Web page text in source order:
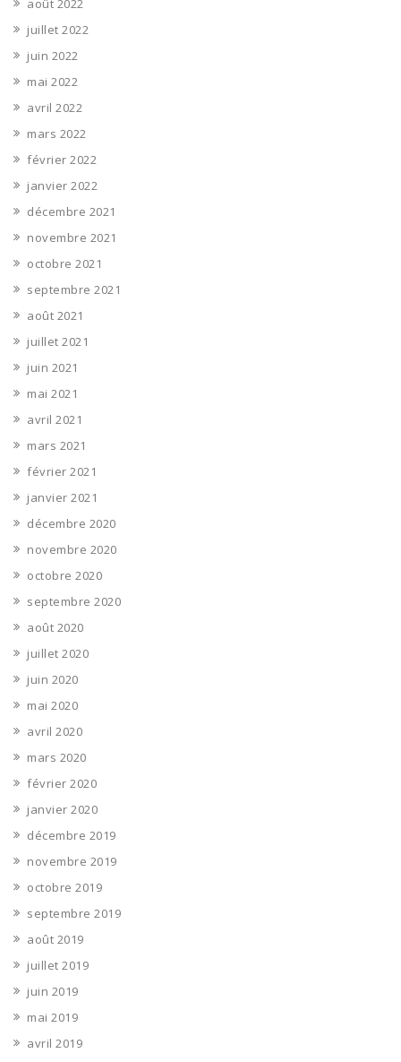
août 2022
juillet 2022
juin 2022
mai 2022
avril 2022
mars 2022
février 2022
janvier 2022
décembre 2021
novembre 2021
octobre 2021
septembre 2021
août 2021
juillet 2021
juin 2021
mai 2021
avril 2021
mars 2021
février 2021
janvier 2021
décembre 2020
novembre 2020
octobre 2020
septembre 2020
août 2020
juillet 2020
juin 2020
mai 2020
avril 2020
mars 2020
février 2020
janvier 2020
décembre 2019
novembre 2019
octobre 2019
septembre 2019
août 2019
juillet 2019
juin 2019
mai 2019
avril 2019